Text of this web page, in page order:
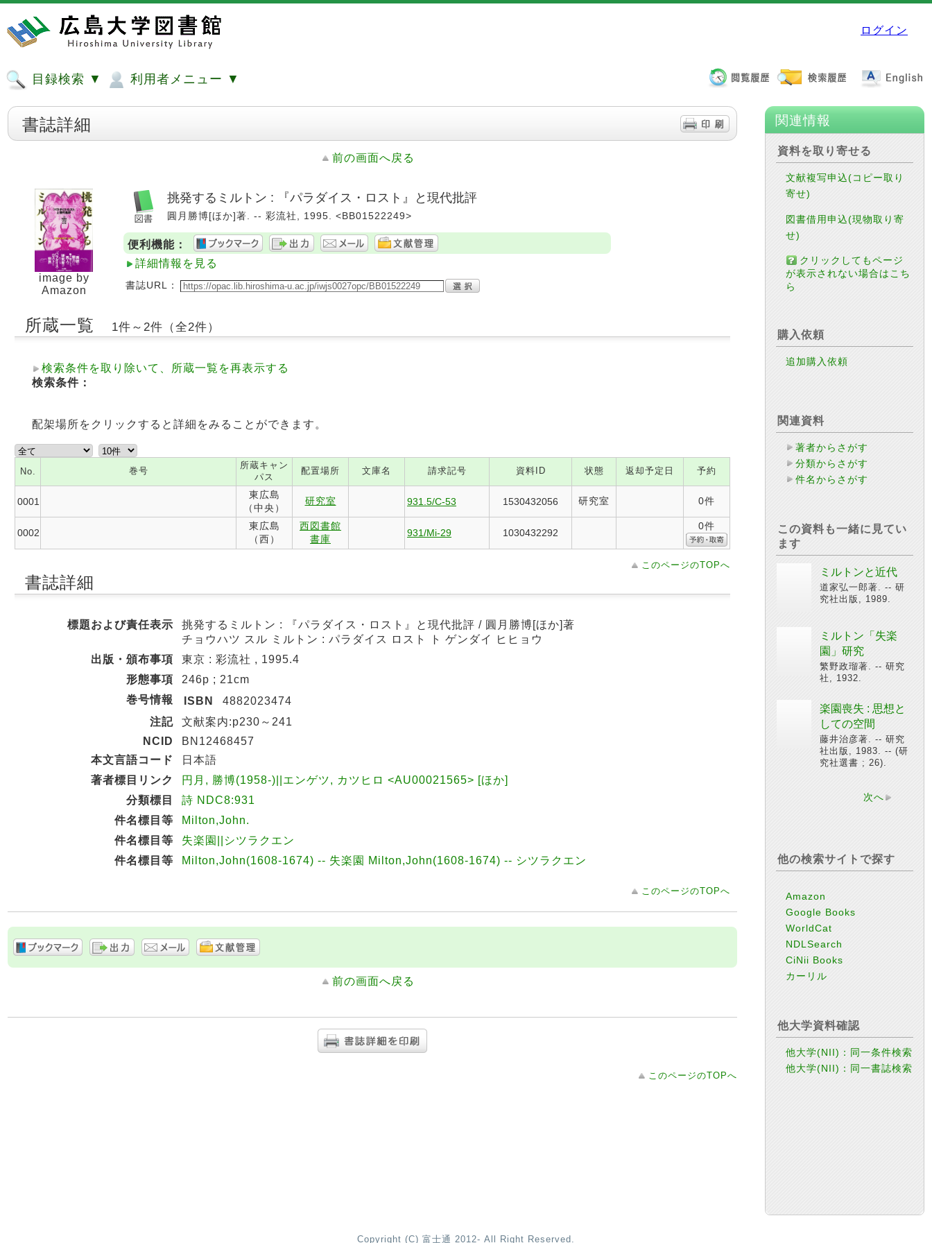
ログイン
目録検索 ▼ 利用者メニュー ▼
書誌詳細
前の画面へ戻る
image by
Amazon
挑発するミルトン : 『パラダイス・ロスト』と現代批評
圓月勝博[ほか]著. -- 彩流社, 1995. <BB01522249>
便利機能：
詳細情報を見る
書誌URL：
所蔵一覧 1件～2件（全2件）
検索条件を取り除いて、所蔵一覧を再表示する
検索条件：
配架場所をクリックすると詳細をみることができます。
No. 巻号
所蔵キャン
パス
配置場所 文庫名 請求記号 資料ID 状態 返却予定日 予約
0001
東広島
（中央）
研究室 931.5/C-53 1530432056 研究室 0件
0002
東広島
（西）
西図書館
書庫
931/Mi-29 1030432292
0件
このページのTOPへ
書誌詳細
標題および責任表示
挑発するミルトン : 『パラダイス・ロスト』と現代批評 / 圓月勝博[ほか]著
チョウハツ スル ミルトン : パラダイス ロスト ト ゲンダイ ヒヒョウ
出版・頒布事項
東京 : 彩流社 , 1995.4
形態事項
246p ; 21cm
巻号情報
ISBN
4882023474
注記
文献案内:p230～241
NCID
BN12468457
本文言語コード
日本語
著者標目リンク
円月, 勝博(1958-)||エンゲツ, カツヒロ <AU00021565> [ほか]
分類標目
詩 NDC8:931
件名標目等
Milton,John.
件名標目等
失楽園||シツラクエン
件名標目等
Milton,John(1608-1674) -- 失楽園 Milton,John(1608-1674) -- シツラクエン
このページのTOPへ
前の画面へ戻る
このページのTOPへ
関連情報
資料を取り寄せる
文献複写申込(コピー取り
寄せ)
図書借用申込(現物取り寄
せ)
クリックしてもページ
が表示されない場合はこち
ら
購入依頼
追加購入依頼
関連資料
著者からさがす
分類からさがす
件名からさがす
この資料も一緒に見てい
ます
ミルトンと近代
道家弘一郎著. -- 研
究社出版, 1989.
ミルトン「失楽
園」研究
繁野政瑠著. -- 研究
社, 1932.
楽園喪失 : 思想と
しての空間
藤井治彦著. -- 研究
社出版, 1983. -- (研
究社選書 ; 26).
次へ
他の検索サイトで探す
Amazon
Google Books
WorldCat
NDLSearch
CiNii Books
カーリル
他大学資料確認
他大学(NII)：同一条件検索
他大学(NII)：同一書誌検索
Copyright (C) 富士通 2012- All Right Reserved.